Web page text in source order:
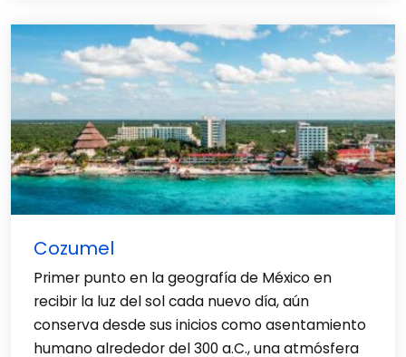
Cozumel
Primer punto en la geografía de México en
recibir la luz del sol cada nuevo día, aún
conserva desde sus inicios como asentamiento
humano alrededor del 300 a.C., una atmósfera